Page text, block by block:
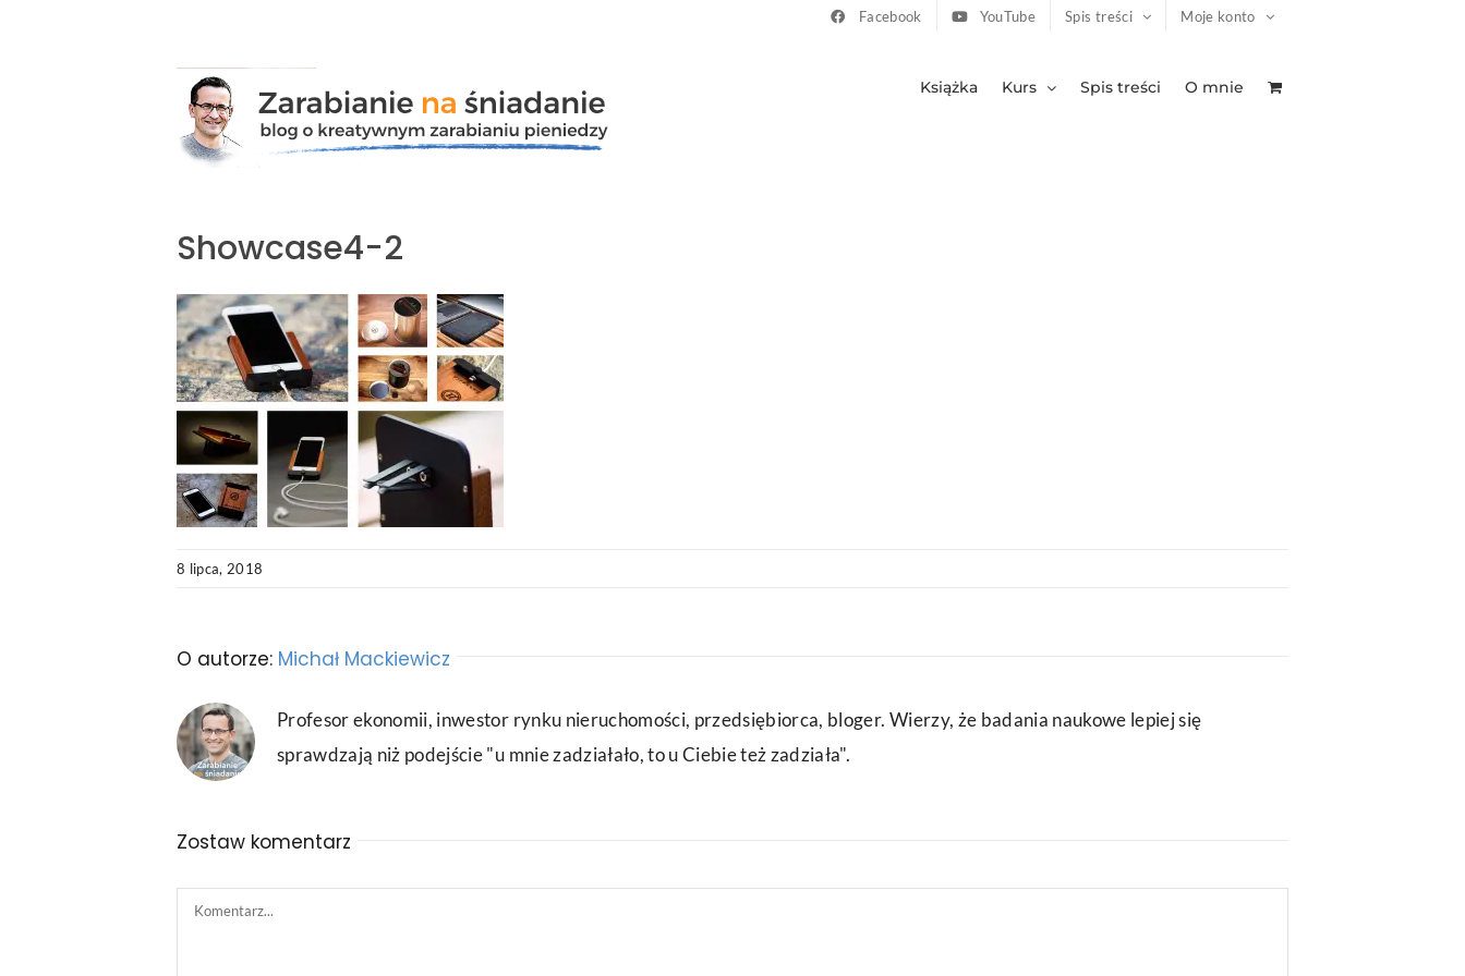
Facebook YouTube Spis treści Moje konto
Książka Kurs Spis treści O mnie
Showcase4-2
8 lipca, 2018
O autorze: Michał Mackiewicz
Profesor ekonomii, inwestor rynku nieruchomości, przedsiębiorca, bloger. Wierzy, że badania naukowe lepiej się
sprawdzają niż podejście "u mnie zadziałało, to u Ciebie też zadziała".
Zostaw komentarz
Comment